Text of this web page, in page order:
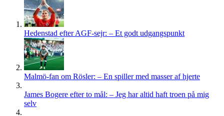
Hedenstad efter AGF-sejr: – Et godt udgangspunkt
Malmö-fan om Rösler: – En spiller med masser af hjerte
James Bogere efter to mål: – Jeg har altid haft troen på mig
selv